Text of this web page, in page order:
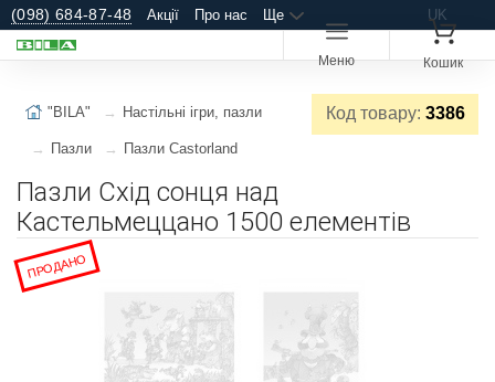
(098) 684-87-48 Акції Про нас Ще UK
Меню Кошик
Код товару: 3386
"BILA" Настільні ігри, пазли
Пазли Пазли Castorland
Пазли Схід сонця над
Кастельмеццано 1500 елементів
ПРОДАНО